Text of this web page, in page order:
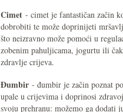
Cimet - cimet je fantastičan začin
dobrobiti te može doprinijeti
što neizravno može pomoći u
zobenim pahuljicama, jogurtu ili
zdravlje crijeva.
Đumbir - đumbir je začin poznat
upale u crijevima i doprinosi
svoju prehranu: možemo ga dodati